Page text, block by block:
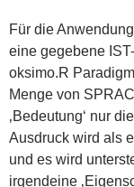
Für die
eine gegebene
oksimo.R
Menge von
‚Bedeutung‘ nur
Ausdruck wird als
und es wird
irgendeine